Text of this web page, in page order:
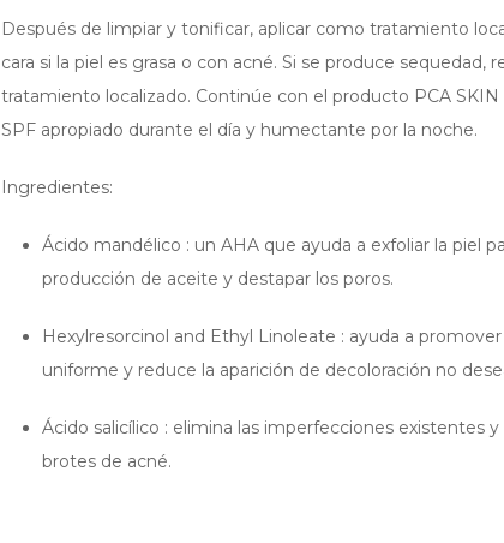
Después de limpiar y tonificar, aplicar como tratamiento
cara si la piel es grasa o con acné. Si se produce sequedad,
tratamiento localizado. Continúe con el producto PCA
SPF apropiado durante el día y humectante por la noche.
Ingredientes:
Ácido mandélico : un AHA que ayuda a exfoliar la piel
producción de aceite y destapar los poros.
Hexylresorcinol and Ethyl Linoleate : ayuda a
uniforme y reduce la aparición de decoloración no
Ácido salicílico : elimina las imperfecciones existentes
brotes de acné.